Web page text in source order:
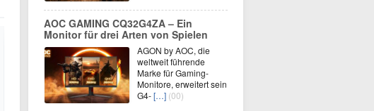
AOC GAMING CQ32G4ZA – Ein
Monitor für drei Arten von Spielen
AGON by AOC, die
weltweit führende
Marke für Gaming-
Monitore, erweitert sein
G4-[…] (00)